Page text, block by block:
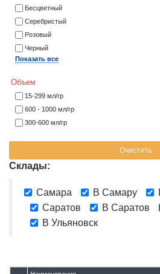
Бесцветный
Серебристый
Розовый
Черный
Показать все
Объем
15-299 мл/гр
600 - 1000 мл/гр
300-600 мл/гр
Очистить
Склады:
Самара В Самару
Саратов
В Саратов
В Ульяновск